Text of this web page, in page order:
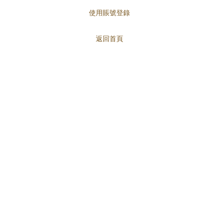
使用賬號登錄
返回首頁